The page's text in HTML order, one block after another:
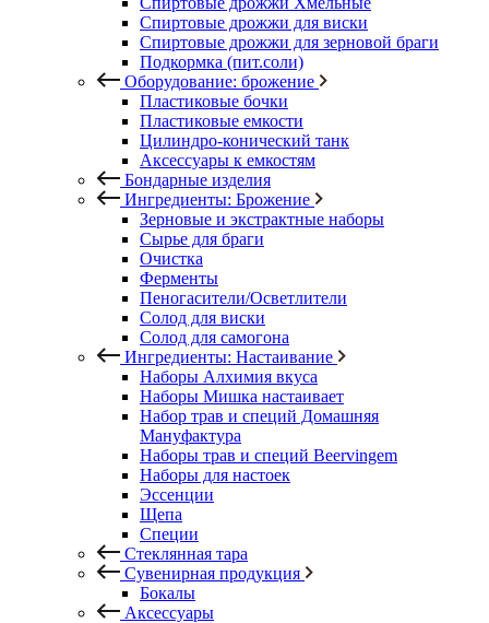
Спиртовые дрожжи для виски
Спиртовые дрожжи для зерновой браги
Подкормка (пит.соли)
Оборудование: брожение
Пластиковые бочки
Пластиковые емкости
Цилиндро-конический танк
Аксессуары к емкостям
Бондарные изделия
Ингредиенты: Брожение
Зерновые и экстрактные наборы
Сырье для браги
Очистка
Ферменты
Пеногасители/Осветлители
Солод для виски
Солод для самогона
Ингредиенты: Настаивание
Наборы Алхимия вкуса
Наборы Мишка настаивает
Набор трав и специй Домашняя
Мануфактура
Наборы трав и специй Beervingem
Наборы для настоек
Эссенции
Щепа
Специи
Стеклянная тара
Сувенирная продукция
Бокалы
Аксессуары